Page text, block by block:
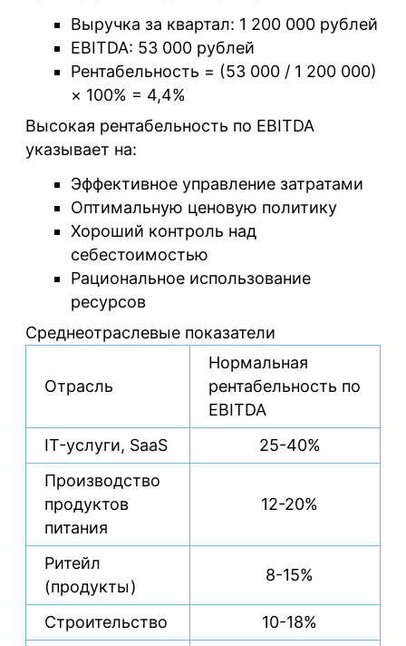
Выручка за квартал: 1 200 000 рублей
EBITDA: 53 000 рублей
Рентабельность = (53 000 / 1 200 000)
× 100% = 4,4%
Высокая рентабельность по EBITDA
указывает на:
Эффективное управление затратами
Оптимальную ценовую политику
Хороший контроль над
себестоимостью
Рациональное использование
ресурсов
Среднеотраслевые показатели
Отрасль
Нормальная
рентабельность по
EBITDA
IT-услуги, SaaS
25-40%
Производство
продуктов
питания
12-20%
Ритейл
(продукты)
8-15%
Строительство
10-18%